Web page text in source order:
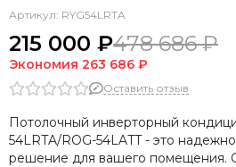
Артикул: RYG54LRTA
215 000 ₽478 686 ₽
Экономия 263 686 ₽
Оставить отзыв
Потолочный инверторный
54LRTA/ROG-54LATT - это
решение для вашего помещения.